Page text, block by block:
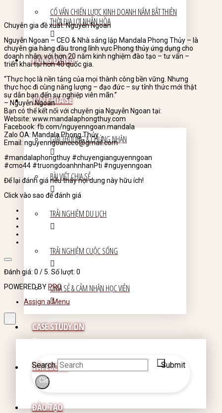
CỐ VẤN CHIẾN LƯỢC KINH DOANH NẮM BẮT THIÊN
THỜI ĐỊA LỢI NHÂN HÒA
CỘNG ĐỒNG
TIN CHIA SẺ
GIẢI THƯỞNG & CHỨNG NHẬN
BÀI VIẾT CHIA SẺ
TRẢI NGHIỆM DU LỊCH
TRẢI NGHIỆM CUỘC SỐNG
CHIA SẺ & CẢM NHẬN HỌC VIÊN
CASE STUDY DN
TẢI EBOOK
ĐÀO TẠO
Chuyên gia đề xuất: Nguyễn Ngoan
Nguyễn Ngoan – CEO & Nhà sáng lập Mandala Phong Thủy – là
chuyên gia hàng đầu trong lĩnh vực Phong thủy ứng dụng cho
doanh nhân, với hơn 20 năm kinh nghiệm đào tạo – tư vấn –
triển khai tại hơn 40 quốc gia.
“Thực học là nền tảng của mọi thành công bền vững. Nhưng
thực học đi cùng năng lượng – đạo đức – sự tỉnh thức mới thật
sự dẫn bạn đến sự nghiệp viên mãn.”
– Nguyễn Ngoan
Bạn có thể kết nối với chuyên gia Nguyễn Ngoan tại:
Website: www.mandalaphongthuy.com
Facebook: fb.com/nguyenngoan.mandala
Zalo OA: Mandala Phong Thủy
Email: nguyenngoanceo@gmail.com
#mandalaphongthuy #chuyengianguyenngoan
#cmo44 #truongdoanhnhanPti #nguyenngoan
Để lại đánh giá nếu thấy nội dung này hữu ích!
Click vào sao để đánh giá
Đánh giá: 0 / 5. Số lượt: 0
POWERED BY PRO
Assign a Menu
×
Search Submit
Clear